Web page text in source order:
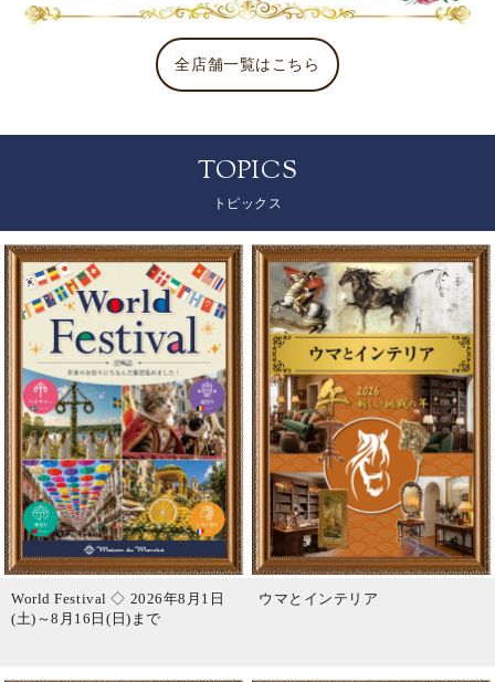
全店舗一覧はこちら
TOPICS
トピックス
World Festival ◇ 2026年8月1日
(土)～8月16日(日)まで
ウマとインテリア